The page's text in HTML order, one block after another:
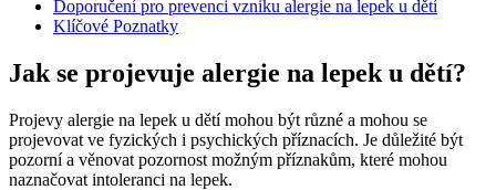
Doporučení pro prevenci vzniku alergie na lepek u dětí
Klíčové Poznatky
Jak se projevuje alergie na lepek u dětí?
Projevy alergie na lepek u dětí mohou být různé a mohou se
projevovat ve fyzických i psychických příznacích. Je důležité být
pozorní a věnovat pozornost možným příznakům, které mohou
naznačovat intoleranci na lepek.